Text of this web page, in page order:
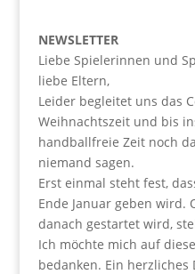
NEWSLETTER
Liebe Spielerinnen und
liebe Eltern,
Leider begleitet uns das
Weihnachtszeit und bis
handballfreie Zeit noch
niemand sagen.
Erst einmal steht fest,
Ende Januar geben wird.
danach gestartet wird,
Ich möchte mich auf
bedanken. Ein herzliches